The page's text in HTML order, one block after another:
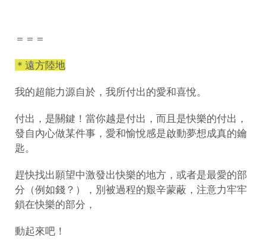
＝＝＝
＊遠方陸地
我的超能力源自於，我所付出的愛和喜悅。
付出，是關鍵！當你越是付出，而且是快樂的付出，
發自內心做某件事，愛和愉悅感是啟動夢想成真的鑰
匙。
趕快找出願望中激發出快樂的地方，或者是最愛的部
分（例如錢？），別被過程的艱辛蒙蔽，注意力牢牢
鎖在快樂的部分，
動起來吧！